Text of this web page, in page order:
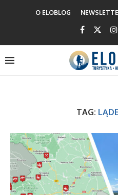
O ELOBLOG
TAG: